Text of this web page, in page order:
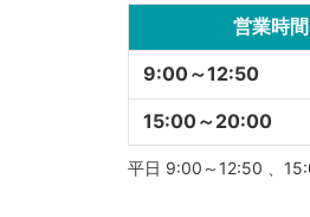
営業時間
9:00～12:50
15:00～20:00
平日 9:00～12:50 、